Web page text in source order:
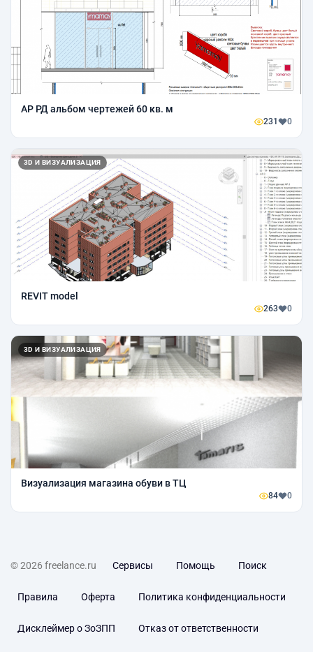
АР РД альбом чертежей 60 кв. м
231 0
3D И ВИЗУАЛИЗАЦИЯ
REVIT model
263 0
3D И ВИЗУАЛИЗАЦИЯ
Визуализация магазина обуви в ТЦ
84 0
© 2026 freelance.ru Сервисы Помощь Поиск
Правила Оферта Политика конфиденциальности
Дисклеймер о ЗоЗПП Отказ от ответственности